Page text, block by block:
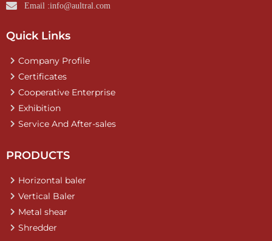
Email :info@aultral.com
Quick Links
Company Profile
Certificates
Cooperative Enterprise
Exhibition
Service And After-sales
PRODUCTS
Horizontal baler
Vertical Baler
Metal shear
Shredder